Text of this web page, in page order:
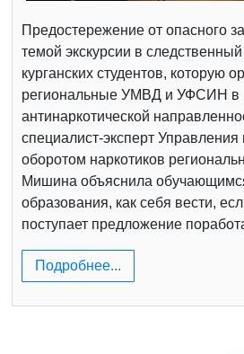
Предостережение от опасного
темой экскурсии в
курганских студентов, которую
региональные УМВД и УФСИН в
антинаркотической
специалист-эксперт Управления
оборотом наркотиков
Мишина объяснила
образования, как себя вести,
поступает предложение
Подробнее...